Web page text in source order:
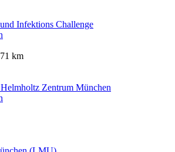
Infektions Challenge
km
Zentrum München